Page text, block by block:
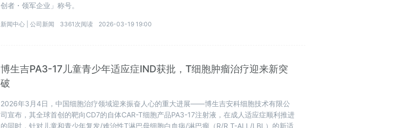
创者・领军企业」称号。
新闻中心 |公司新闻 3361次阅读 2026-03-19 19:00
博生吉PA3-17儿童青少年适应症IND获批，T细胞肿瘤治疗迎来新突
破
2026年3月4日，中国细胞治疗领域迎来振奋人心的重大进展——博生吉安科细胞技术有限公
司宣布，其全球首创的靶向CD7的自体CAR-T细胞产品PA3-17注射液，在成人适应症顺利推进
的同时，针对儿童和青少年复发/难治性T淋巴母细胞白血病/淋巴瘤（R/R T-ALL/LBL）的新适